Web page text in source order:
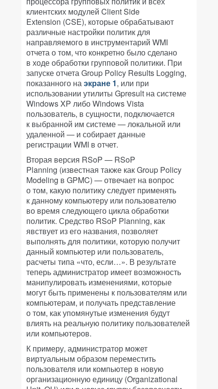
клиентских модулей Client Side
Extension (CSE), которые обрабатывают
различные настройки политик для
направляемого в инструментарий WMI
отчета о том, что конкретно было сделано
в ходе обработки групповой политики. При
запуске отчета Group Policy Results Logging,
показанного наэкране 1, или при
использовании утилиты Gpresult на системе
Windows XP либо Windows Vista
пользователь, в сущности, подключается
к выбранной им системе — локальной или
удаленной — и собирает данные
регистрации WMI в отчет.
Вторая версия RSoP — RSoP
Planning (известная также как Group Policy
Modeling в GPMC) — отвечает на вопрос
о том, какую политику следует применять
к данному компьютеру или пользователю
во время следующего цикла обработки
политик. Средство RSoP Planning, как
явствует из его названия, позволяет
выполнять для политики, которую получит
данный компьютер или пользователь,
расчеты типа «что, если…». В результате
теперь администратор имеет возможность
манипулировать изменениями, которые
могут быть применены к пользователям или
компьютерам, и получать представление
о том, как упомянутые изменения будут
влиять на реальную политику пользователей
или компьютеров.
К примеру, администратор может
виртуальным образом переместить
пользователя или компьютер в новую
организационную единицу (Organizational